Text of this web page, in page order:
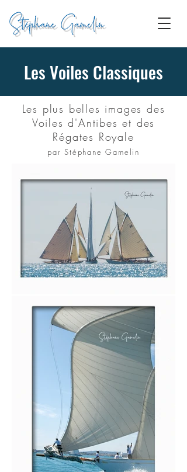
Les Voiles Classiques
Les plus belles images des
Voiles d'Antibes et des
Régates Royale
par Stéphane Gamelin